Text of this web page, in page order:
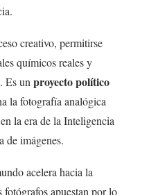
creativo, permitirse
químicos reales y
Es un proyecto político
la fotografía analógica
la era de la Inteligencia
de imágenes.
acelera hacia la
apuestan por lo